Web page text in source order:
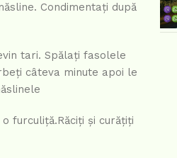
Condimentați după
tari. Spălați fasolele
câteva minute apoi le
furculiță.Răciți și curățiți